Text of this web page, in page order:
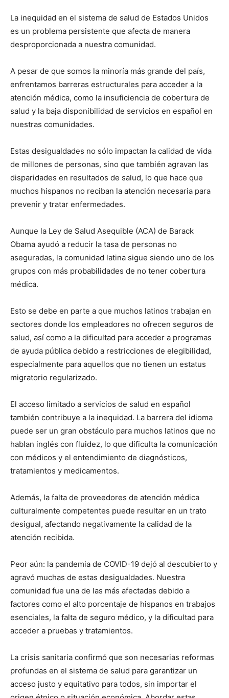
La inequidad en el sistema de salud de Estados Unidos
es un problema persistente que afecta de manera
desproporcionada a nuestra comunidad.
A pesar de que somos la minoría más grande del país,
enfrentamos barreras estructurales para acceder a la
atención médica, como la insuficiencia de cobertura de
salud y la baja disponibilidad de servicios en español en
nuestras comunidades.
Estas desigualdades no sólo impactan la calidad de vida
de millones de personas, sino que también agravan las
disparidades en resultados de salud, lo que hace que
muchos hispanos no reciban la atención necesaria para
prevenir y tratar enfermedades.
Aunque la Ley de Salud Asequible (ACA) de Barack
Obama ayudó a reducir la tasa de personas no
aseguradas, la comunidad latina sigue siendo uno de los
grupos con más probabilidades de no tener cobertura
médica.
Esto se debe en parte a que muchos latinos trabajan en
sectores donde los empleadores no ofrecen seguros de
salud, así como a la dificultad para acceder a programas
de ayuda pública debido a restricciones de elegibilidad,
especialmente para aquellos que no tienen un estatus
migratorio regularizado.
El acceso limitado a servicios de salud en español
también contribuye a la inequidad. La barrera del idioma
puede ser un gran obstáculo para muchos latinos que no
hablan inglés con fluidez, lo que dificulta la comunicación
con médicos y el entendimiento de diagnósticos,
tratamientos y medicamentos.
Además, la falta de proveedores de atención médica
culturalmente competentes puede resultar en un trato
desigual, afectando negativamente la calidad de la
atención recibida.
Peor aún: la pandemia de COVID-19 dejó al descubierto y
agravó muchas de estas desigualdades. Nuestra
comunidad fue una de las más afectadas debido a
factores como el alto porcentaje de hispanos en trabajos
esenciales, la falta de seguro médico, y la dificultad para
acceder a pruebas y tratamientos.
La crisis sanitaria confirmó que son necesarias reformas
profundas en el sistema de salud para garantizar un
acceso justo y equitativo para todos, sin importar el